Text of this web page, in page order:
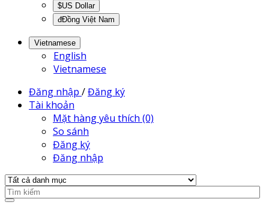
$US Dollar
đĐồng Việt Nam
Vietnamese
English
Vietnamese
Đăng nhập /Đăng ký
Tài khoản
Mặt hàng yêu thích (0)
So sánh
Đăng ký
Đăng nhập